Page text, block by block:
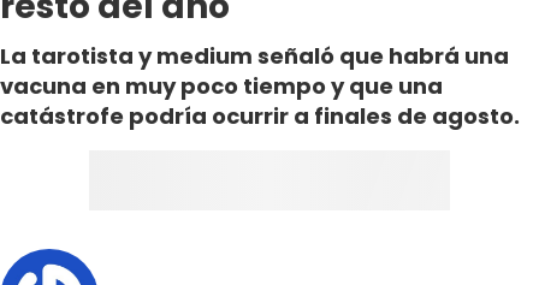
La tarotista y medium señaló que habrá una
vacuna en muy poco tiempo y que una
catástrofe podría ocurrir a finales de agosto.